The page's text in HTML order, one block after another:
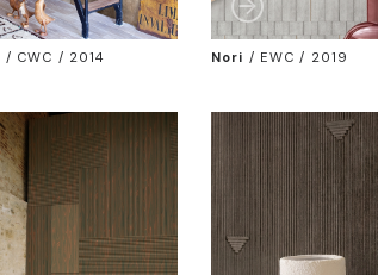
/ CWC / 2014 Nori / EWC / 2019